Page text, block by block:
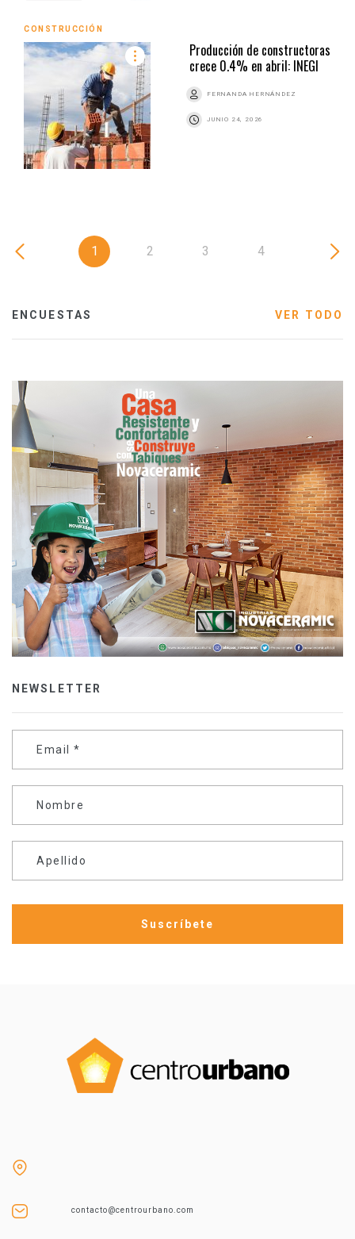
CONSTRUCCIÓN
Producción de constructoras
crece 0.4% en abril: INEGI
FERNANDA HERNÁNDEZ
JUNIO 24, 2026
1 2 3 4
ENCUESTAS VER TODO
NEWSLETTER
Email *
Nombre
Apellido
contacto@centrourbano.com